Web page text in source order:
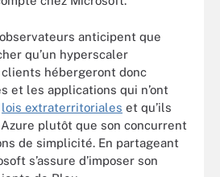
anticipent que
qu’un hyperscaler
hébergeront donc
et les applications qui n’ont
lois extraterritoriales et qu’ils
plutôt que son concurrent
de simplicité. En partageant
s’assure d’imposer son